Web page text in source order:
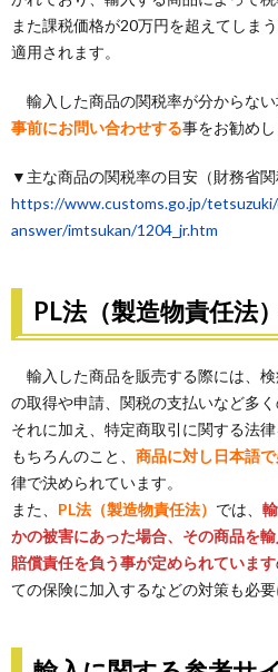
また課税価格が20万円を超えてしま
適用されます。
輸入した商品の関税率が分からない
事前にお問い合わせする事をお勧めし
▼主な商品の関税率の目安（財務省関
https://www.customs.go.jp/
answer/imtsukan/1204_jr.htm
PL法（製造物責任法
輸入した商品を販売する際には、
の取得や申請、関税の支払いなど多く
それに加え、特定商取引に関する法
もちろんのこと、 商品に対し日本語
律で決められています。
また、 PL法（製造物責任法） では、
かの被害にあった場合、その商品を
賠償責任を負う事が定められています
ての保険に加入するなどの対策も必要